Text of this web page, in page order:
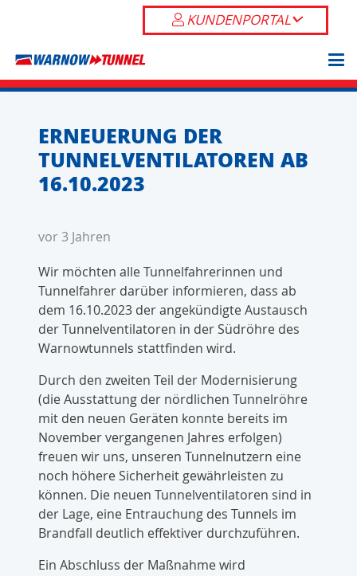
KUNDENPORTAL
ERNEUERUNG DER
TUNNELVENTILATOREN AB
16.10.2023
vor 3 Jahren
Wir möchten alle Tunnelfahrerinnen und
Tunnelfahrer darüber informieren, dass ab
dem 16.10.2023 der angekündigte Austausch
der Tunnelventilatoren in der Südröhre des
Warnowtunnels stattfinden wird.
Durch den zweiten Teil der Modernisierung
(die Ausstattung der nördlichen Tunnelröhre
mit den neuen Geräten konnte bereits im
November vergangenen Jahres erfolgen)
freuen wir uns, unseren Tunnelnutzern eine
noch höhere Sicherheit gewährleisten zu
können. Die neuen Tunnelventilatoren sind in
der Lage, eine Entrauchung des Tunnels im
Brandfall deutlich effektiver durchzuführen.
Ein Abschluss der Maßnahme wird